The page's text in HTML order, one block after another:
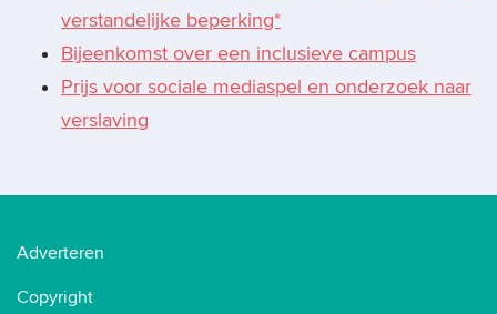
verstandelijke beperking*
Bijeenkomst over een inclusieve campus
Prijs voor sociale mediaspel en onderzoek naar
verslaving
Adverteren
Copyright